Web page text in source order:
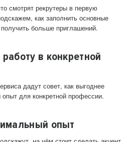
смотрят рекрутеры в первую
как заполнить основные
больше приглашений.
в конкретной
дадут совет, как выгоднее
опыт для конкретной профессии.
опыт